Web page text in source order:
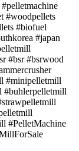
#woodpellets
#biofuel
#japan
#bsr #bsrwood
#minipelletmill
#buhlerpelletmill
#PelletMachine